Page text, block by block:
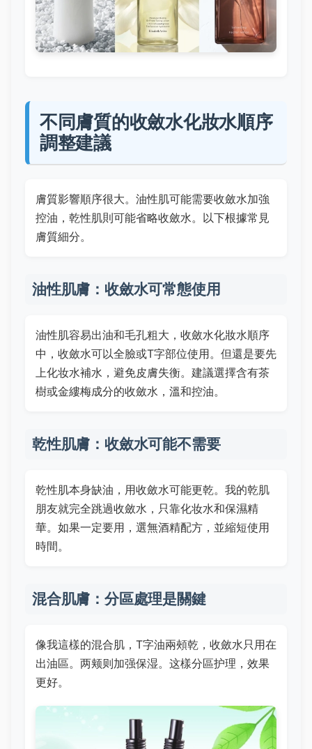
不同膚質的收斂水化妝水順序
調整建議
膚質影響順序很大。油性肌可能需要收斂水加強
控油，乾性肌則可能省略收斂水。以下根據常見
膚質細分。
油性肌膚：收斂水可常態使用
油性肌容易出油和毛孔粗大，收斂水化妝水順序
中，收斂水可以全臉或T字部位使用。但還是要先
上化妆水補水，避免皮膚失衡。建議選擇含有茶
樹或金縷梅成分的收斂水，溫和控油。
乾性肌膚：收斂水可能不需要
乾性肌本身缺油，用收斂水可能更乾。我的乾肌
朋友就完全跳過收斂水，只靠化妆水和保濕精
華。如果一定要用，選無酒精配方，並縮短使用
時間。
混合肌膚：分區處理是關鍵
像我這樣的混合肌，T字油兩頰乾，收斂水只用在
出油區。两颊则加强保湿。这樣分區护理，效果
更好。